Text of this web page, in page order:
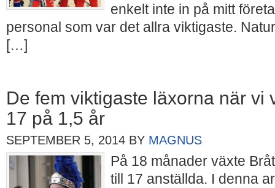
enkelt inte in på mitt
personal som var det allra viktigaste.
[…]
De fem viktigaste läxorna när vi
17 på 1,5 år
SEPTEMBER 5, 2014 BY MAGNUS
På 18 månader växte
till 17 anställda. I denna